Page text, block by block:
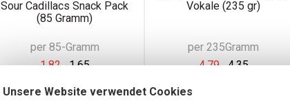
Sour Cadillacs Snack Pack
(85 Gramm)
per 85-Gramm
1,82
1,65
Vokale (235 gr)
per 235Gramm
4,79
4,35
Unsere Website verwendet Cookies